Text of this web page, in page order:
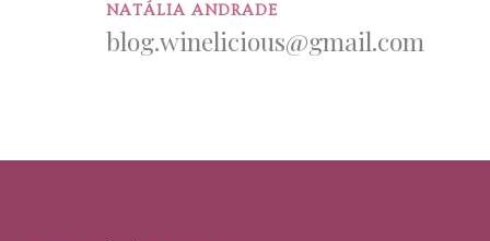
NATÁLIA ANDRADE
blog.winelicious@gmail.com